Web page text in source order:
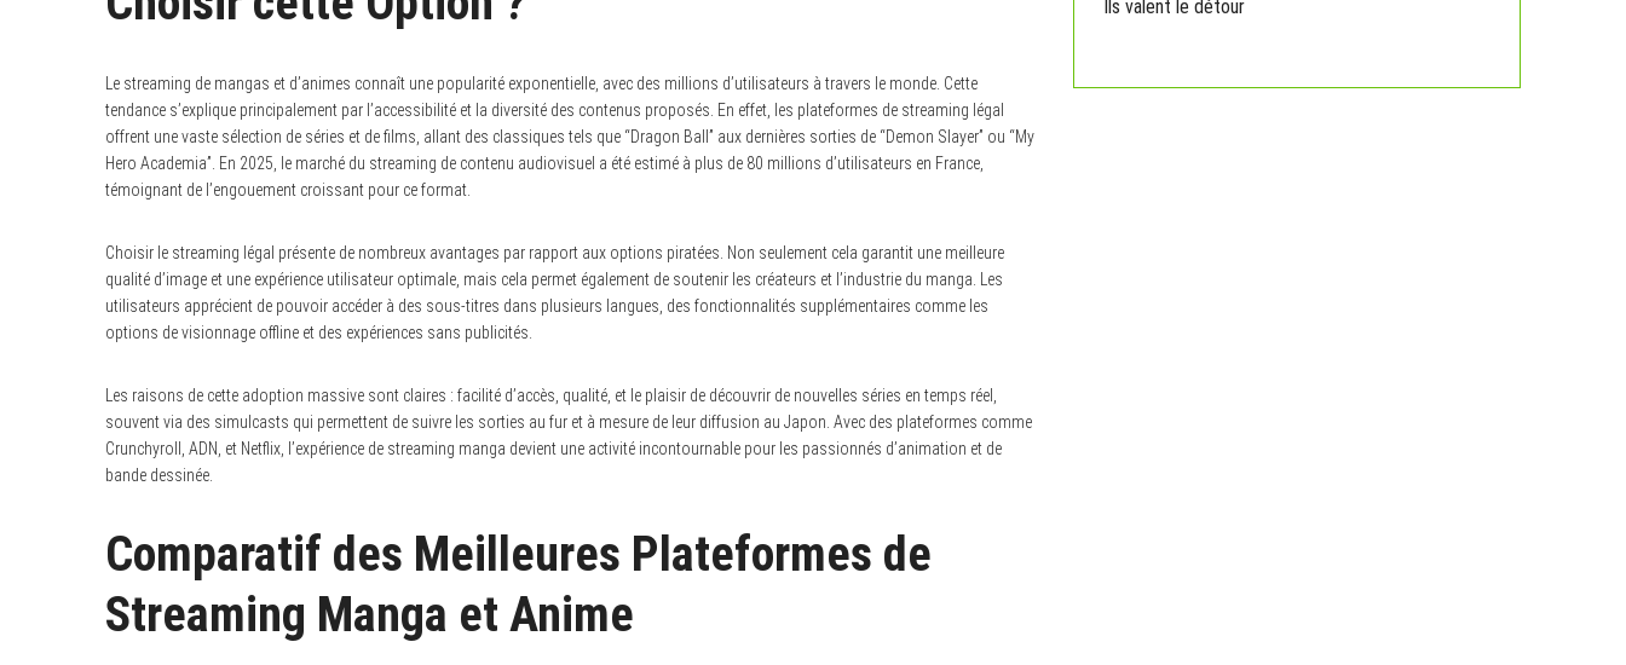
Le streaming de mangas et d’animes connaît une popularité exponentielle, avec des millions d’utilisateurs à travers le monde. Cette
tendance s’explique principalement par l’accessibilité et la diversité des contenus proposés. En effet, les plateformes de streaming légal
offrent une vaste sélection de séries et de films, allant des classiques tels que “Dragon Ball” aux dernières sorties de “Demon Slayer” ou “My
Hero Academia”. En 2025, le marché du streaming de contenu audiovisuel a été estimé à plus de 80 millions d’utilisateurs en France,
témoignant de l’engouement croissant pour ce format.
Choisir le streaming légal présente de nombreux avantages par rapport aux options piratées. Non seulement cela garantit une meilleure
qualité d’image et une expérience utilisateur optimale, mais cela permet également de soutenir les créateurs et l’industrie du manga. Les
utilisateurs apprécient de pouvoir accéder à des sous-titres dans plusieurs langues, des fonctionnalités supplémentaires comme les
options de visionnage offline et des expériences sans publicités.
Les raisons de cette adoption massive sont claires : facilité d’accès, qualité, et le plaisir de découvrir de nouvelles séries en temps réel,
souvent via des simulcasts qui permettent de suivre les sorties au fur et à mesure de leur diffusion au Japon. Avec des plateformes comme
Crunchyroll, ADN, et Netflix, l’expérience de streaming manga devient une activité incontournable pour les passionnés d’animation et de
bande dessinée.
Comparatif des Meilleures Plateformes de
Streaming Manga et Anime
Ils valent le détour